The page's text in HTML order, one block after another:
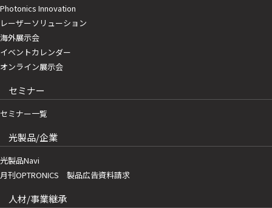
Photonics Innovation
レーザーソリューション
海外展示会
イベントカレンダー
オンライン展示会
セミナー
セミナー一覧
光製品/企業
光製品Navi
月刊OPTRONICS 製品広告資料請求
人材/事業継承